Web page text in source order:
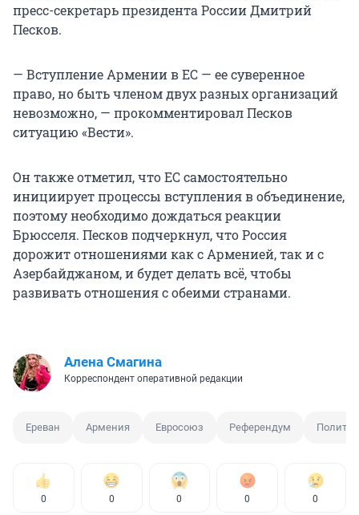
пресс-секретарь президента России Дмитрий
Песков.
— Вступление Армении в ЕС — ее суверенное
право, но быть членом двух разных организаций
невозможно, — прокомментировал Песков
ситуацию «Вести».
Он также отметил, что ЕС самостоятельно
инициирует процессы вступления в объединение,
поэтому необходимо дождаться реакции
Брюсселя. Песков подчеркнул, что Россия
дорожит отношениями как с Арменией, так и с
Азербайджаном, и будет делать всё, чтобы
развивать отношения с обеими странами.
Алена Смагина
Корреспондент оперативной редакции
Ереван Армения Евросоюз Референдум
0 0 0 0 0